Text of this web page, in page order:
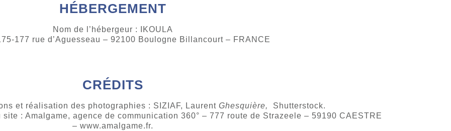
HÉBERGEMENT
Nom de l’hébergeur : IKOULA
177 rue d’Aguesseau – 92100 Boulogne Billancourt – FRANCE
CRÉDITS
et réalisation des photographies : SIZIAF, LaurentGhesquière,
Shutterstock.
: Amalgame, agence de communication 360° – 777 route de Strazeele – 59190 CAESTRE
– www.amalgame.fr.